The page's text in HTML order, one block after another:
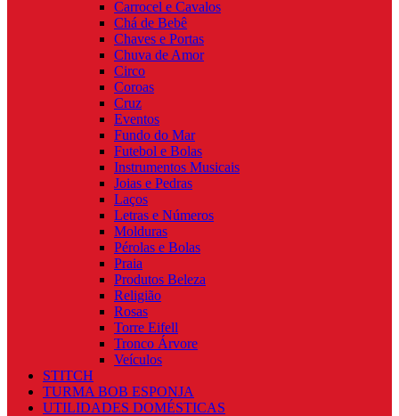
Carrocel e Cavalos
Chá de Bebê
Chaves e Portas
Chuva de Amor
Circo
Coroas
Cruz
Eventos
Fundo do Mar
Futebol e Bolas
Instrumentos Musicais
Joias e Pedras
Laços
Letras e Números
Molduras
Pérolas e Bolas
Praia
Produtos Beleza
Religião
Rosas
Torre Eifell
Tronco Árvore
Veículos
STITCH
TURMA BOB ESPONJA
UTILIDADES DOMÉSTICAS